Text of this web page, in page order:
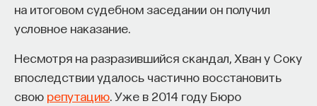
на итоговом судебном заседании он получил
условное наказание.
Несмотря на разразившийся скандал, Хван у Соку
впоследствии удалось частично восстановить
свою репутацию . Уже в 2014 году Бюро